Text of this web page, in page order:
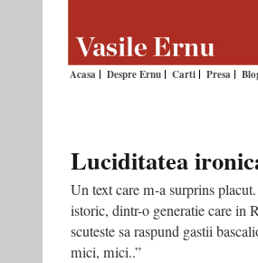
Acasa Despre Ernu Carti Presa
Luciditatea
Un text care m-a surprins
istoric, dintr-o generatie care in
scuteste sa raspund gastii
mici, mici..”